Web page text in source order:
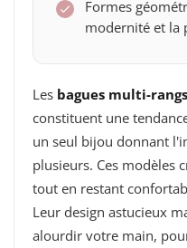
Formes
modernité et la
Les bagues multi-
constituent une
un seul bijou donnant
plusieurs. Ces modèles
tout en restant
Leur design astucieux
alourdir votre main,